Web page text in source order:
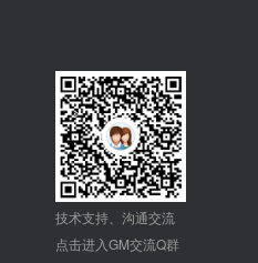
技术支持、沟通交流
点击进入GM交流Q群